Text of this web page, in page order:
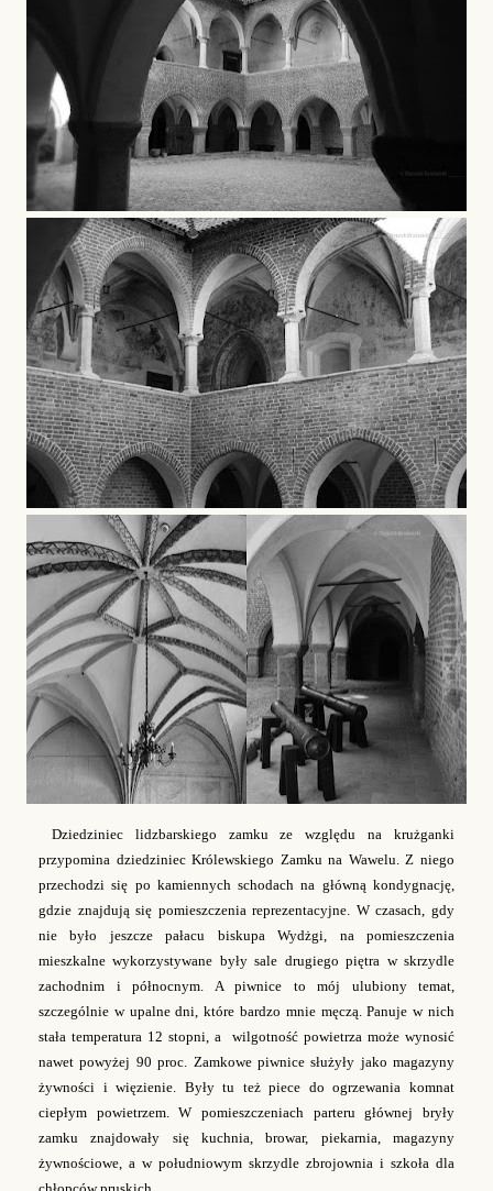
Dziedziniec lidzbarskiego zamku ze względu na krużganki
przypomina dziedziniec Królewskiego Zamku na Wawelu. Z niego
przechodzi się po kamiennych schodach na główną kondygnację,
gdzie znajdują się pomieszczenia reprezentacyjne. W czasach, gdy
nie było jeszcze pałacu biskupa Wydżgi, na pomieszczenia
mieszkalne wykorzystywane były sale drugiego piętra w skrzydle
zachodnim i północnym. A piwnice to mój ulubiony temat,
szczególnie w upalne dni, które bardzo mnie męczą. Panuje w nich
stała temperatura 12 stopni, a wilgotność powietrza może wynosić
nawet powyżej 90 proc. Zamkowe piwnice służyły jako magazyny
żywności i więzienie. Były tu też piece do ogrzewania komnat
ciepłym powietrzem. W pomieszczeniach parteru głównej bryły
zamku znajdowały się kuchnia, browar, piekarnia, magazyny
żywnościowe, a w południowym skrzydle zbrojownia i szkoła dla